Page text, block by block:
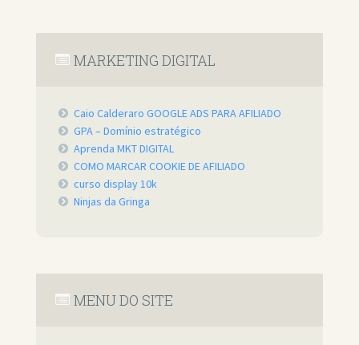
MARKETING DIGITAL
Caio Calderaro GOOGLE ADS PARA AFILIADO
GPA – Domínio estratégico
Aprenda MKT DIGITAL
COMO MARCAR COOKIE DE AFILIADO
curso display 10k
Ninjas da Gringa
MENU DO SITE